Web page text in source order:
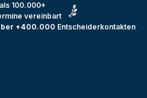
100.000+
vereinbart
+400.000 Entscheiderkontakten